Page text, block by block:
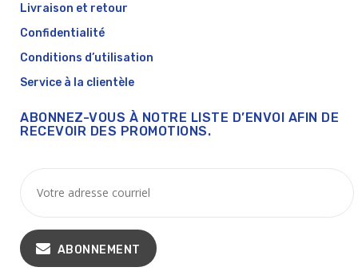
Livraison et retour
Confidentialité
Conditions d’utilisation
Service à la clientèle
ABONNEZ-VOUS À NOTRE LISTE D’ENVOI AFIN DE
RECEVOIR DES PROMOTIONS.
ABONNEMENT